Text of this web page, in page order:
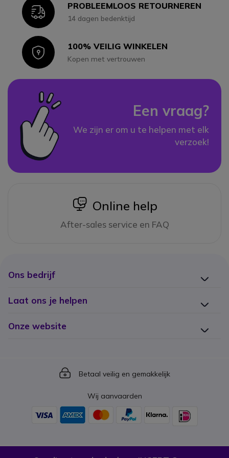
IconPROBLEEMLOOS RETOURNEREN
14 dagen bedenktijd
Icon100% VEILIG WINKELEN
Kopen met vertrouwen
Een vraag?
We zijn er om u te helpen met elk
verzoek!
icon
Online help
After-sales service en FAQ
Ons bedrijf
Laat ons je helpen
Onze website
Icon
Betaal veilig en gemakkelijk
Wij aanvaarden